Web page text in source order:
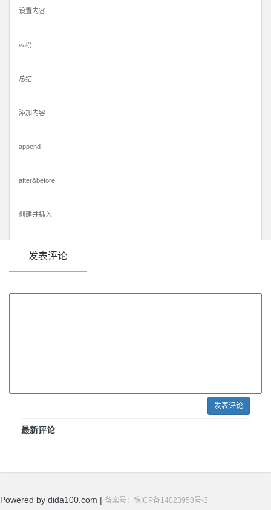
设置内容
val()
总结
添加内容
append
after&before
创建并插入
发表评论
发表评论
最新评论
Powered by dida100.com | 备案号：豫ICP备14023958号-3